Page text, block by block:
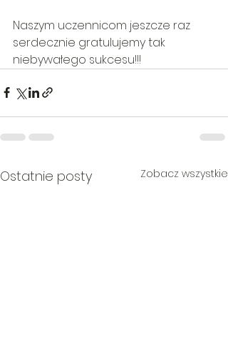
Naszym uczennicom jeszcze raz
serdecznie gratulujemy tak
niebywałego sukcesu!!!
Ostatnie posty Zobacz wszystkie